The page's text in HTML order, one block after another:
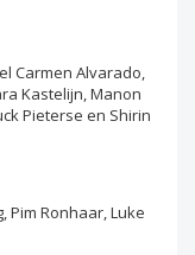
Carmen Alvarado,
Kastelijn, Manon
Pieterse en Shirin
Pim Ronhaar, Luke